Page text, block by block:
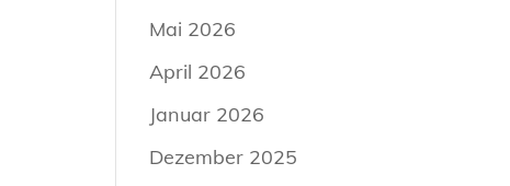
Mai 2026
April 2026
Januar 2026
Dezember 2025